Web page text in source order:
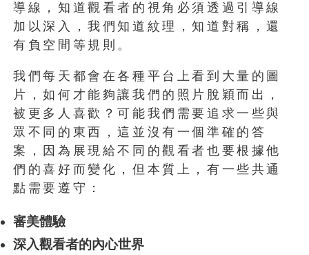
導線，知道觀看者的視角必須透過引導線
加以深入，我們知道紋理，知道對稱，還
有負空間等規則。
我們每天都會在各種平台上看到大量的圖
片，如何才能夠讓我們的照片脫穎而出，
被更多人喜歡？可能我們需要追求一些與
眾不同的東西，這並沒有一個準確的答
案，因為展現給不同的觀看者也要根據他
們的喜好而變化，但本質上，有一些共通
點需要遵守：
審美體驗
深入觀看者的內心世界